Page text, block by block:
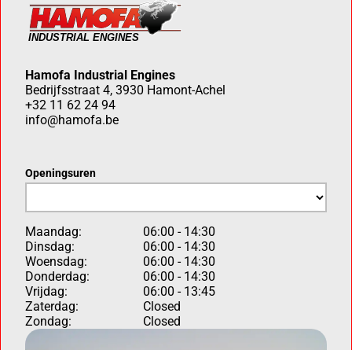
Hamofa Industrial Engines
Bedrijfsstraat 4, 3930 Hamont-Achel
+32 11 62 24 94
info@hamofa.be
Openingsuren
Maandag:
06:00 - 14:30
Dinsdag:
06:00 - 14:30
Woensdag:
06:00 - 14:30
Donderdag:
06:00 - 14:30
Vrijdag:
06:00 - 13:45
Zaterdag:
Closed
Zondag:
Closed